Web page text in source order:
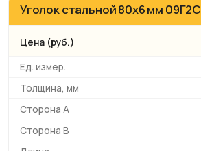
Уголок стальной 80х6 мм 09Г2С